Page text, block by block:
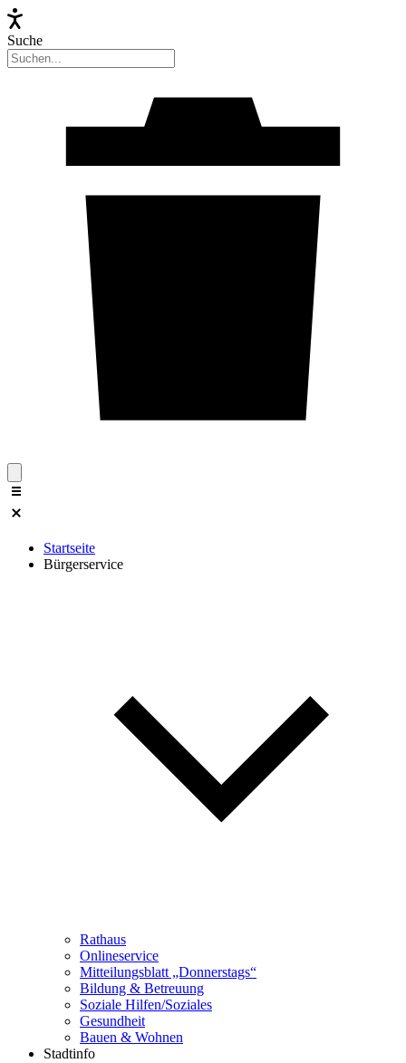
Suche
Startseite
Bürgerservice
Rathaus
Onlineservice
Mitteilungsblatt „Donnerstags“
Bildung & Betreuung
Soziale Hilfen/Soziales
Gesundheit
Bauen & Wohnen
Stadtinfo